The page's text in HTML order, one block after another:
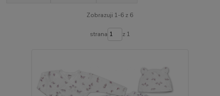
Zobrazuji 1-6 z 6
strana z 1